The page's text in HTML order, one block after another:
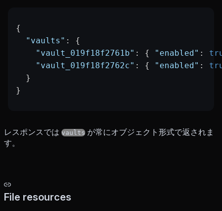
{
  "vaults"
: {
    "vault_019f18f2761b"
: { "enabled" :
    "vault_019f18f2762c"
: { "enabled" :
  }
}
レスポンスでは vaults が常にオブジェクト形式で返されま
す。
File resources